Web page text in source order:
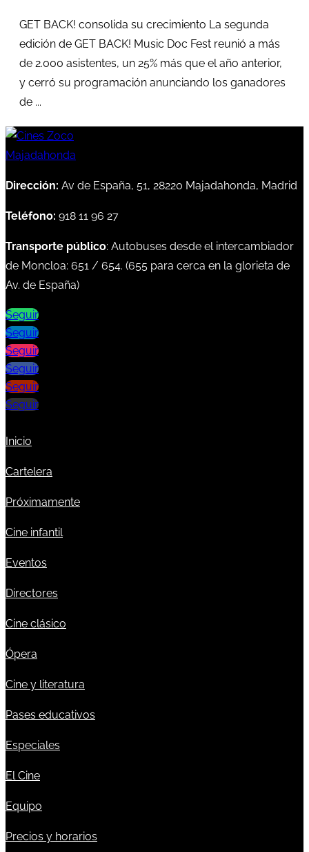
GET BACK! consolida su crecimiento La segunda
edición de GET BACK! Music Doc Fest reunió a más
de 2.000 asistentes, un 25% más que el año anterior,
y cerró su programación anunciando los ganadores
de ...
Dirección: Av de España, 51, 28220 Majadahonda, Madrid
Teléfono: 918 11 96 27
Transporte público: Autobuses desde el intercambiador
de Moncloa: 651 / 654. (655 para cerca en la glorieta de
Av. de España)
Seguir
Seguir
Seguir
Seguir
Seguir
Seguir
Inicio
Cartelera
Próximamente
Cine infantil
Eventos
Directores
Cine clásico
Ópera
Cine y literatura
Pases educativos
Especiales
El Cine
Equipo
Precios y horarios